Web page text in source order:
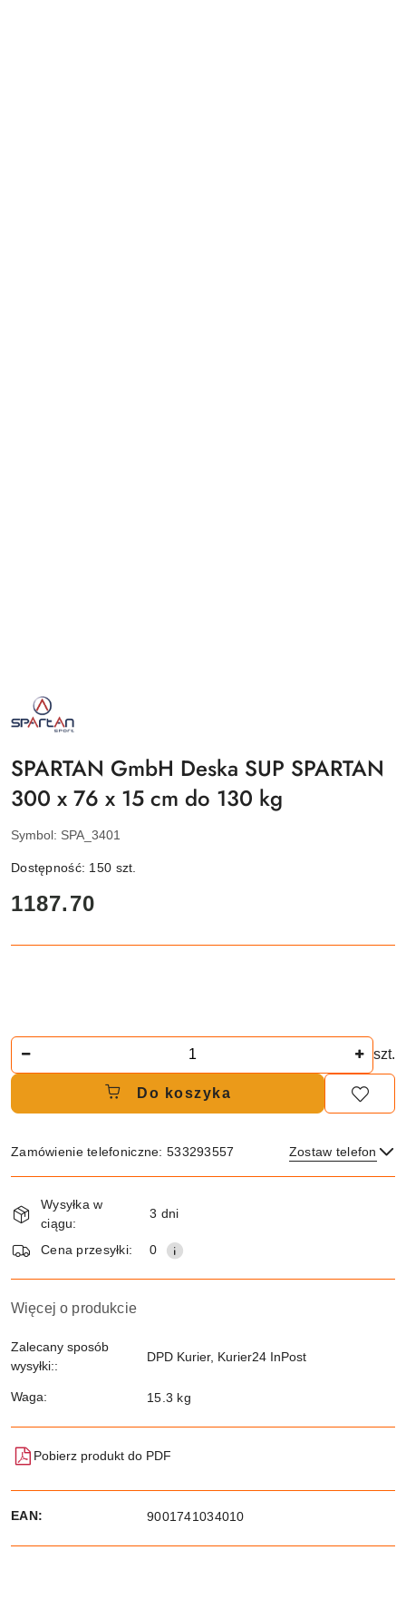
NAZWA
PRODUCENTA:
SPARTAN
SPARTAN GmbH Deska SUP SPARTAN
300 x 76 x 15 cm do 130 kg
Symbol: SPA_3401
Dostępność: 150 szt.
cena:
1187.70
szt.
Do koszyka
Zamówienie telefoniczne: 533293557 Zostaw telefon
Dostępność
i
dostawa
Wysyłka w
ciągu:
3 dni
Cena przesyłki: 0
Więcej o produkcie
Zalecany sposób
wysyłki::
DPD Kurier, Kurier24 InPost
Waga: 15.3 kg
Pobierz produkt do PDF
EAN: 9001741034010